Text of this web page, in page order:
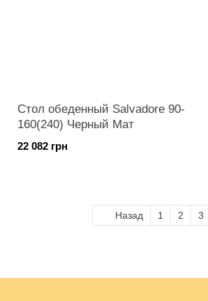
Стол обеденный Salvadore 90-
160(240) Черный Мат
22 082 грн
Назад 1 2 3